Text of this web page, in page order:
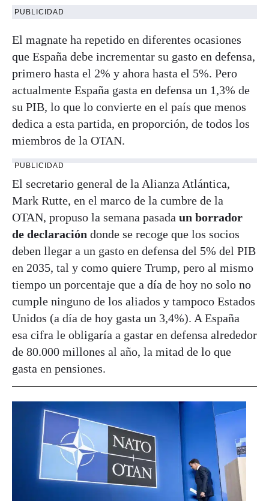
PUBLICIDAD
El magnate ha repetido en diferentes ocasiones
que España debe incrementar su gasto en defensa,
primero hasta el 2% y ahora hasta el 5%. Pero
actualmente España gasta en defensa un 1,3% de
su PIB, lo que lo convierte en el país que menos
dedica a esta partida, en proporción, de todos los
miembros de la OTAN.
PUBLICIDAD
El secretario general de la Alianza Atlántica,
Mark Rutte, en el marco de la cumbre de la
OTAN, propuso la semana pasada un borrador
de declaración donde se recoge que los socios
deben llegar a un gasto en defensa del 5% del PIB
en 2035, tal y como quiere Trump, pero al mismo
tiempo un porcentaje que a día de hoy no solo no
cumple ninguno de los aliados y tampoco Estados
Unidos (a día de hoy gasta un 3,4%). A España
esa cifra le obligaría a gastar en defensa alrededor
de 80.000 millones al año, la mitad de lo que
gasta en pensiones.